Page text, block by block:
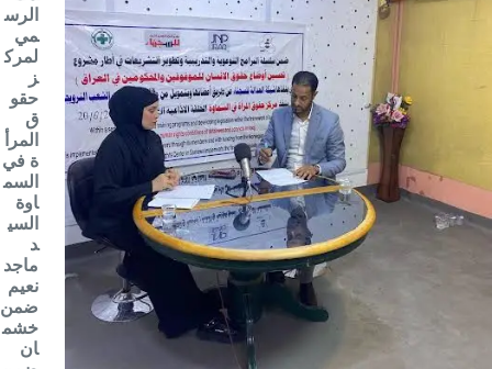
الرس
مي
لمرك
ز
حقو
ق
المرأ
ة في
السم
اوة
السي
د
ماجد
نعيم
ضمن
خشم
ان